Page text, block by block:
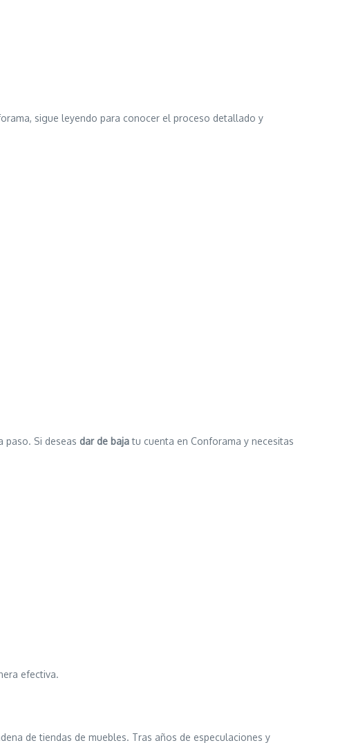
sigue leyendo para conocer el proceso detallado y
paso. Si deseas dar de bajatu cuenta en Conforama y necesitas
efectiva.
de tiendas de muebles. Tras años de especulaciones y